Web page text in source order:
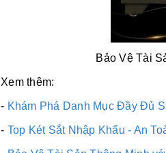
Bảo Vệ Tài
Xem thêm:
- Khám Phá Danh Mục Đầy Đủ
- Top Két Sắt Nhập Khẩu - An